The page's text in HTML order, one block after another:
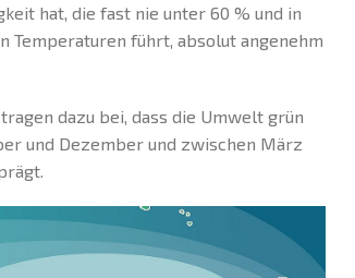
hat, die fast nie unter 60 % und in
Temperaturen führt, absolut angenehm
dazu bei, dass die Umwelt grün
und Dezember und zwischen März